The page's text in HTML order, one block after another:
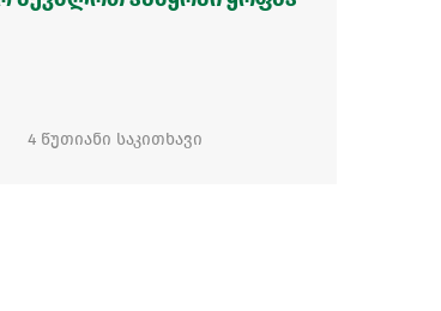
4 წუთიანი საკითხავი